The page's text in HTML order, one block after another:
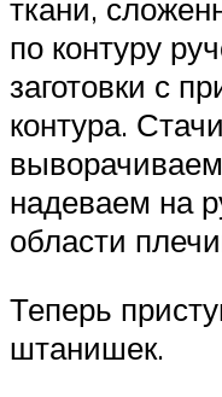
ткани,
по контуру
заготовки с
контура.
надеваем на
области
Теперь
штанишек.